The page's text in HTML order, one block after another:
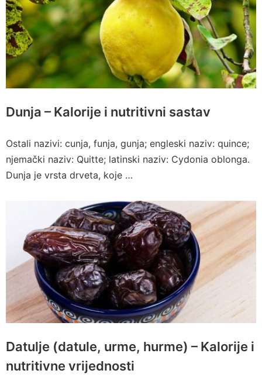
Dunja – Kalorije i nutritivni sastav
Ostali nazivi: cunja, funja, gunja; engleski naziv: quince;
njemački naziv: Quitte; latinski naziv: Cydonia oblonga.
Dunja je vrsta drveta, koje …
Datulje (datule, urme, hurme) – Kalorije i
nutritivne vrijednosti